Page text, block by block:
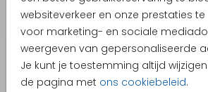
websiteverkeer en onze prestaties
voor marketing- en sociale
weergeven van gepersonaliseerde
Je kunt je toestemming altijd
de pagina met ons cookiebeleid.
Uitnodiging communie